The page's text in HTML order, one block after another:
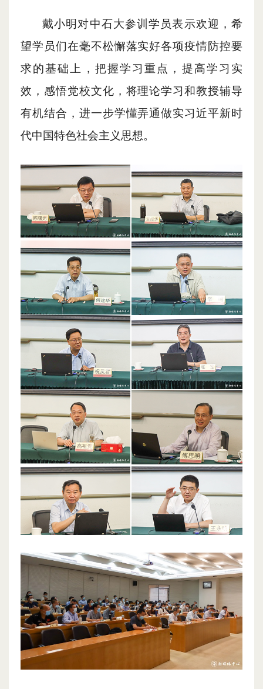
戴小明对中石大参训学员表示欢迎，希
望学员们在毫不松懈落实好各项疫情防控要
求的基础上，把握学习重点，提高学习实
效，感悟党校文化，将理论学习和教授辅导
有机结合，进一步学懂弄通做实习近平新时
代中国特色社会主义思想。